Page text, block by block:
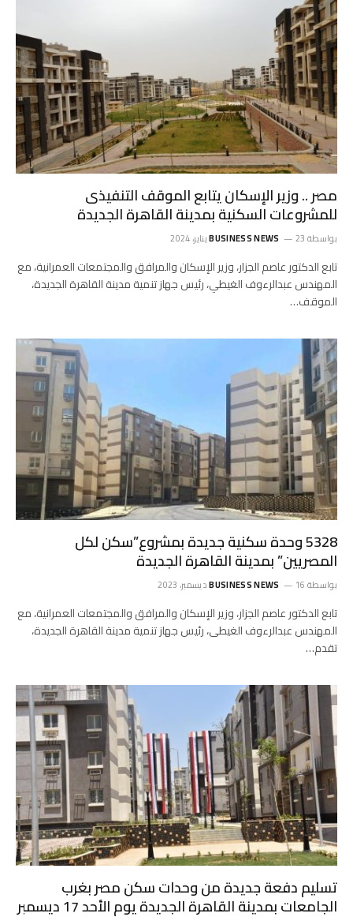
مصر .. وزير الإسكان يتابع الموقف التنفيذى
للمشروعات السكنية بمدينة القاهرة الجديدة
بواسطة BUSINESS NEWS 23 يناير، 2024
تابع الدكتور عاصم الجزار، وزير الإسكان والمرافق والمجتمعات العمرانية، مع
المهندس عبدالرءوف الغيطي، رئيس جهاز تنمية مدينة القاهرة الجديدة،
الموقف…
5328 وحدة سكنية جديدة بمشروع”سكن لكل
المصريين” بمدينة القاهرة الجديدة
بواسطة BUSINESS NEWS 16 ديسمبر، 2023
تابع الدكتور عاصم الجزار، وزير الإسكان والمرافق والمجتمعات العمرانية، مع
المهندس عبدالرءوف الغيطى، رئيس جهاز تنمية مدينة القاهرة الجديدة،
تقدم…
تسليم دفعة جديدة من وحدات سكن مصر بغرب
الجامعات بمدينة القاهرة الجديدة يوم الأحد 17 ديسمبر